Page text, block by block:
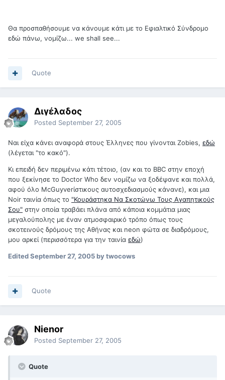
Θα προσπαθήσουμε να κάνουμε κάτι με το Εφιαλτικό Σύνδρομο
εδώ πάνω, νομίζω... we shall see...
Quote
Διγέλαδος
Posted September 27, 2005
Ναι είχα κάνει αναφορά στους Έλληνες που γίνονται Zobies, εδώ
(λέγεται "το κακό").
Κι επειδή δεν περιμένω κάτι τέτοιο, (αν και το BBC στην εποχή
που ξεκίνησε το Doctor Who δεν νομίζω να ξοδέψανε και πολλά,
αφού όλο ΜcGuyverίστικους αυτοσχεδιασμούς κάνανε), και μια
Noir ταινία όπως το "Κουράστηκα Να Σκοτώνω Τους Αγαπητικούς
Σου" στην οποία τραβάει πλάνα από κάποια κομμάτια μιας
μεγαλούπολης με έναν ατμοσφαιρικό τρόπο όπως τους
σκοτεινούς δρόμους της Αθήνας και neon φώτα σε διαδρόμους,
μου αρκεί (περισσότερα για την ταινία εδώ)
EditedSeptember 27, 2005by twocows
Quote
Nienor
Posted September 27, 2005
Quote